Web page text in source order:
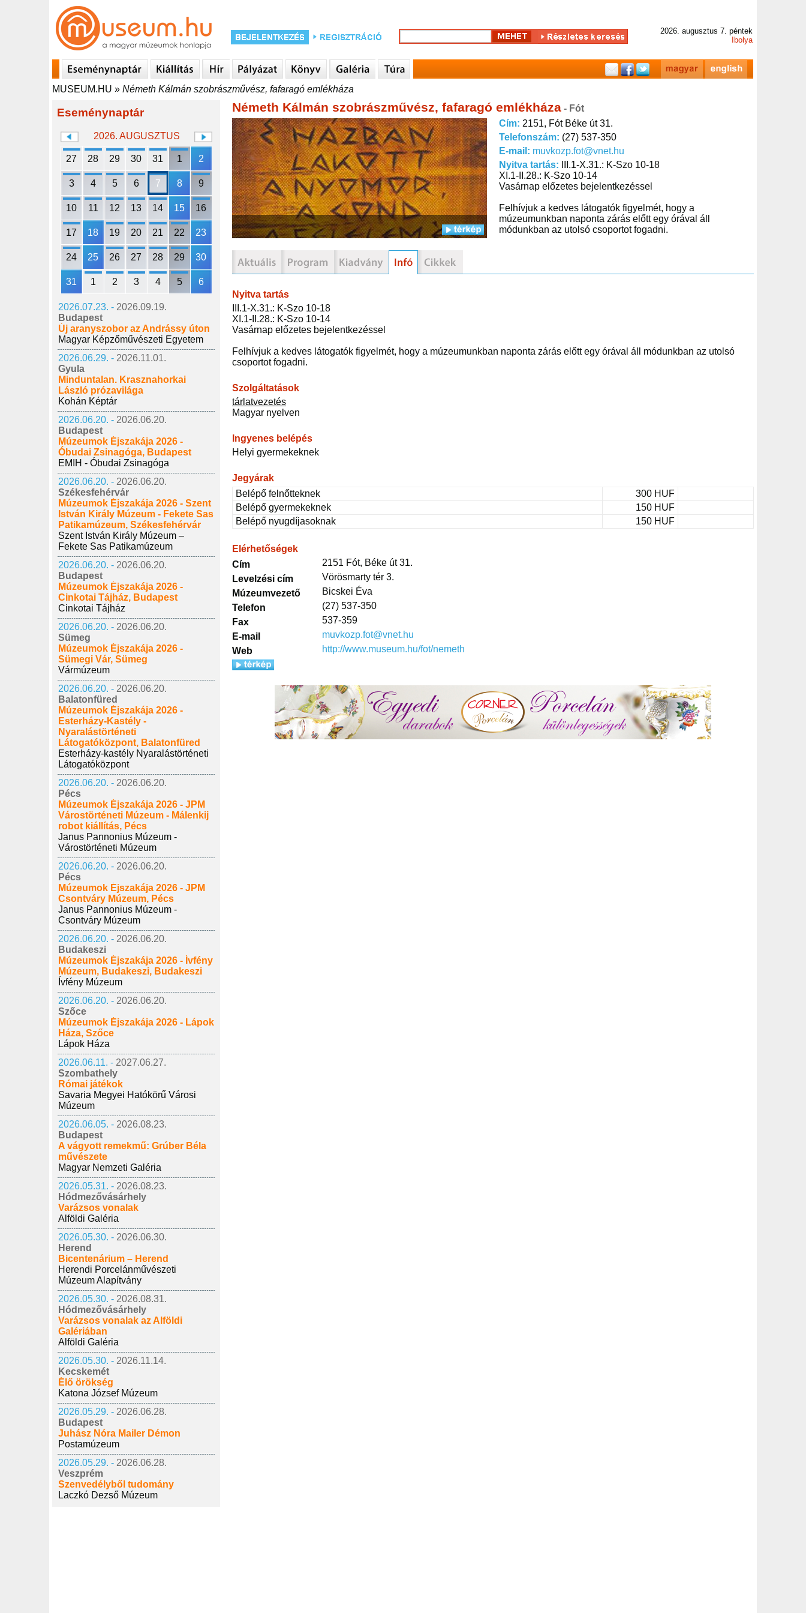
2026. augusztus 7. péntek
Ibolya
MUSEUM.HU » Németh Kálmán szobrászművész, fafaragó emlékháza
Eseménynaptár
2026. AUGUSZTUS
27 28 29 30 31 1 2
3 4 5 6 7 8 9
10 11 12 13 14 15 16
17 18 19 20 21 22 23
24 25 26 27 28 29 30
31 1 2 3 4 5 6
2026.07.23. - 2026.09.19.
Budapest
Új aranyszobor az Andrássy úton
Magyar Képzőművészeti Egyetem
2026.06.29. - 2026.11.01.
Gyula
Minduntalan. Krasznahorkai
László prózavilága
Kohán Képtár
2026.06.20. - 2026.06.20.
Budapest
Múzeumok Éjszakája 2026 -
Óbudai Zsinagóga, Budapest
EMIH - Óbudai Zsinagóga
2026.06.20. - 2026.06.20.
Székesfehérvár
Múzeumok Éjszakája 2026 - Szent
István Király Múzeum - Fekete Sas
Patikamúzeum, Székesfehérvár
Szent István Király Múzeum –
Fekete Sas Patikamúzeum
2026.06.20. - 2026.06.20.
Budapest
Múzeumok Éjszakája 2026 -
Cinkotai Tájház, Budapest
Cinkotai Tájház
2026.06.20. - 2026.06.20.
Sümeg
Múzeumok Éjszakája 2026 -
Sümegi Vár, Sümeg
Vármúzeum
2026.06.20. - 2026.06.20.
Balatonfüred
Múzeumok Éjszakája 2026 -
Esterházy-Kastély -
Nyaralástörténeti
Látogatóközpont, Balatonfüred
Esterházy-kastély Nyaralástörténeti
Látogatóközpont
2026.06.20. - 2026.06.20.
Pécs
Múzeumok Éjszakája 2026 - JPM
Várostörténeti Múzeum - Málenkij
robot kiállítás, Pécs
Janus Pannonius Múzeum -
Várostörténeti Múzeum
2026.06.20. - 2026.06.20.
Pécs
Múzeumok Éjszakája 2026 - JPM
Csontváry Múzeum, Pécs
Janus Pannonius Múzeum -
Csontváry Múzeum
2026.06.20. - 2026.06.20.
Budakeszi
Múzeumok Éjszakája 2026 - Ívfény
Múzeum, Budakeszi, Budakeszi
Ívfény Múzeum
2026.06.20. - 2026.06.20.
Szőce
Múzeumok Éjszakája 2026 - Lápok
Háza, Szőce
Lápok Háza
2026.06.11. - 2027.06.27.
Szombathely
Római játékok
Savaria Megyei Hatókörű Városi
Múzeum
2026.06.05. - 2026.08.23.
Budapest
A vágyott remekmű: Grúber Béla
művészete
Magyar Nemzeti Galéria
2026.05.31. - 2026.08.23.
Hódmezővásárhely
Varázsos vonalak
Alföldi Galéria
2026.05.30. - 2026.06.30.
Herend
Bicentenárium – Herend
Herendi Porcelánművészeti
Múzeum Alapítvány
2026.05.30. - 2026.08.31.
Hódmezővásárhely
Varázsos vonalak az Alföldi
Galériában
Alföldi Galéria
2026.05.30. - 2026.11.14.
Kecskemét
Élő örökség
Katona József Múzeum
2026.05.29. - 2026.06.28.
Budapest
Juhász Nóra Mailer Démon
Postamúzeum
2026.05.29. - 2026.06.28.
Veszprém
Szenvedélyből tudomány
Laczkó Dezső Múzeum
Németh Kálmán szobrászművész, fafaragó emlékháza - Fót
Cím: 2151, Fót Béke út 31.
Telefonszám: (27) 537-350
E-mail: muvkozp.fot@vnet.hu
Nyitva tartás:
III.1-X.31.: K-Szo 10-18
XI.1-II.28.: K-Szo 10-14
Vasárnap előzetes bejelentkezéssel
Felhívjuk a kedves látogatók figyelmét, hogy a
múzeumunkban naponta zárás előtt egy órával áll
módunkban az utolsó csoportot fogadni.
Nyitva tartás
III.1-X.31.: K-Szo 10-18
XI.1-II.28.: K-Szo 10-14
Vasárnap előzetes bejelentkezéssel
Felhívjuk a kedves látogatók figyelmét, hogy a múzeumunkban naponta zárás előtt egy órával áll módunkban az utolsó
csoportot fogadni.
Szolgáltatások
tárlatvezetés
Magyar nyelven
Ingyenes belépés
Helyi gyermekeknek
Jegyárak
Belépő felnőtteknek
300 HUF
Belépő gyermekeknek
150 HUF
Belépő nyugdíjasoknak
150 HUF
Elérhetőségek
Cím
2151 Fót, Béke út 31.
Levelzési cím
Vörösmarty tér 3.
Múzeumvezető
Bicskei Éva
Telefon
(27) 537-350
Fax
537-359
E-mail
muvkozp.fot@vnet.hu
Web
http://www.museum.hu/fot/nemeth